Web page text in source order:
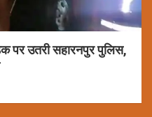
पर उतरी सहारनपुर पुलिस,